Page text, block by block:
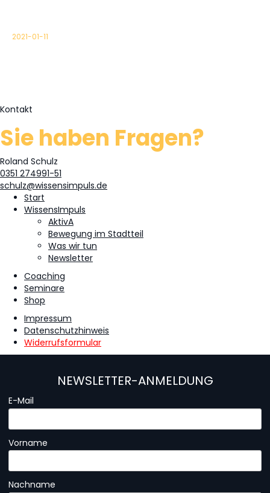
2021-01-11
Kontakt
Sie haben Fragen?
Roland Schulz
0351 274991-51
schulz@wissensimpuls.de
Start
WissensImpuls
AktivA
Bewegung im Stadtteil
Was wir tun
Newsletter
Coaching
Seminare
Shop
Impressum
Datenschutzhinweis
Widerrufsformular
NEWSLETTER-ANMELDUNG
E-Mail
Vorname
Nachname